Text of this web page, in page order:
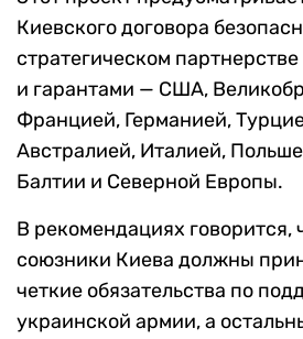
Киевского договора
стратегическом
и гарантами — США,
Францией, Германией,
Австралией, Италией,
Балтии и Северной Европы.
В рекомендациях говорится,
союзники Киева должны
четкие обязательства по
украинской армии, а